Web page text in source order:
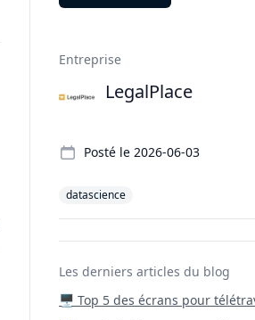
Entreprise
LegalPlace
Posté le 2026-06-03
datascience
Les derniers articles du blog
🖥️ Top 5 des écrans pour